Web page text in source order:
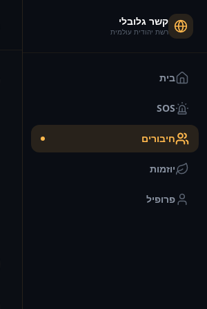
קשר גלובלי
רשת יהודית עולמית
בית
SOS
חיבורים
יוזמות
פרופיל